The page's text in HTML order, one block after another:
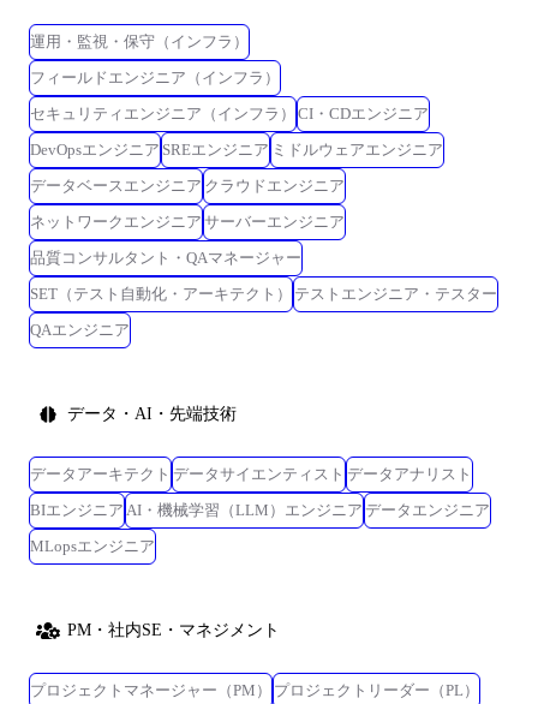
用・監視 -Datadog/Grafana/New Relic/Zabbix -Cloud Monitoring/Cloud
Logging/Cloud Trace -Splunk/Fluentd/Application Insights/Opsgenie/Sentry
●その他(ソースコード管理・コミュニケーション・デザイン連携etc) -
GitHub ●記載内容に関する注意事項 本求人票に記載の内容は、会社の方
針によって変更になる可能性があります。
運用・監視・保守（インフラ）
フィールドエンジニア（インフラ）
セキュリティエンジニア（インフラ）
CI・CDエンジニア
DevOpsエンジニア SREエンジニア ミドルウェアエンジニア
データベースエンジニア クラウドエンジニア
ネットワークエンジニア サーバーエンジニア
品質コンサルタント・QAマネージャー
SET（テスト自動化・アーキテクト）
テストエンジニア・テスター
QAエンジニア
データ・AI・先端技術
データアーキテクト データサイエンティスト データアナリスト
BIエンジニア AI・機械学習（LLM）エンジニア データエンジニア
MLopsエンジニア
PM・社内SE・マネジメント
プロジェクトマネージャー（PM） プロジェクトリーダー（PL）